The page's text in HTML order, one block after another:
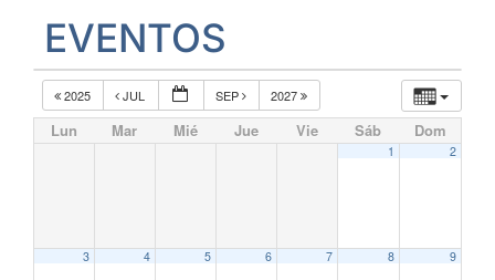
EVENTOS
2025 JUL SEP 2027
Lun Mar Mié Jue Vie Sáb Dom
1 2
3 4 5 6 7 8 9